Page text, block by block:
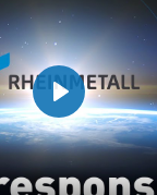
Play